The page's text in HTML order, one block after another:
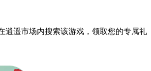
逍遥市场内搜索该游戏，领取您的专属礼